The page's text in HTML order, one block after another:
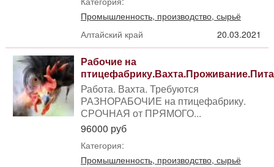
Промышленность, производство, сырьё
Алтайский край
20.03.2021
Рабочие на
Работа. Вахта. Требуются
РАЗНОРАБОЧИЕ на птицефабрику.
СРОЧНАЯ от ПРЯМОГО...
96000 руб
Категория:
Промышленность, производство, сырьё